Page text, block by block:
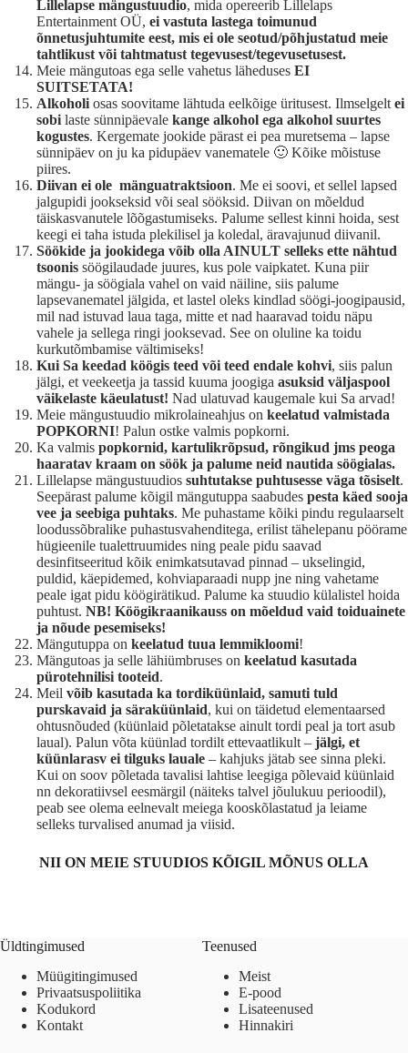
Lillelapse mängustuudio, mida opereerib Lillelaps
Entertainment OÜ, ei vastuta lastega toimunud
õnnetusjuhtumite eest, mis ei ole seotud/põhjustatud meie
tahtlikust või tahtmatust tegevusest/tegevusetusest.
Meie mängutoas ega selle vahetus läheduses EI
SUITSETATA!
Alkoholi osas soovitame lähtuda eelkõige üritusest. Ilmselgelt ei
sobi laste sünnipäevale kange alkohol ega alkohol suurtes
kogustes. Kergemate jookide pärast ei pea muretsema – lapse
sünnipäev on ju ka pidupäev vanematele 🙂 Kõike mõistuse
piires.
Diivan ei ole mänguatraktsioon. Me ei soovi, et sellel lapsed
jalgupidi jookseksid või seal sööksid. Diivan on mõeldud
täiskasvanutele lõõgastumiseks. Palume sellest kinni hoida, sest
keegi ei taha istuda plekilisel ja koledal, äravajunud diivanil.
Söökide ja jookidega võib olla AINULT selleks ette nähtud
tsoonis söögilaudade juures, kus pole vaipkatet. Kuna piir
mängu- ja söögiala vahel on vaid näiline, siis palume
lapsevanematel jälgida, et lastel oleks kindlad söögi-joogipausid,
mil nad istuvad laua taga, mitte et nad haaravad toidu näpu
vahele ja sellega ringi jooksevad. See on oluline ka toidu
kurkutõmbamise vältimiseks!
Kui Sa keedad köögis teed või teed endale kohvi, siis palun
jälgi, et veekeetja ja tassid kuuma joogiga asuksid väljaspool
väikelaste käeulatust! Nad ulatuvad kaugemale kui Sa arvad!
Meie mängustuudio mikrolaineahjus on keelatud valmistada
POPKORNI! Palun ostke valmis popkorni.
Ka valmis popkornid, kartulikrõpsud, rõngikud jms peoga
haaratav kraam on söök ja palume neid nautida söögialas.
Lillelapse mängustuudios suhtutakse puhtusesse väga tõsiselt.
Seepärast palume kõigil mängutuppa saabudes pesta käed sooja
vee ja seebiga puhtaks. Me puhastame kõiki pindu regulaarselt
loodussõbralike puhastusvahenditega, erilist tähelepanu pöörame
hügieenile tualettruumides ning peale pidu saavad
desinfitseeritud kõik enimkatsutavad pinnad – ukselingid,
puldid, käepidemed, kohviaparaadi nupp jne ning vahetame
peale igat pidu köögirätikud. Palume ka stuudio külalistel hoida
puhtust. NB! Köögikraanikauss on mõeldud vaid toiduainete
ja nõude pesemiseks!
Mängutuppa on keelatud tuua lemmikloomi!
Mängutoas ja selle lähiümbruses on keelatud kasutada
pürotehnilisi tooteid.
Meil võib kasutada ka tordiküünlaid, samuti tuld
purskavaid ja säraküünlaid, kui on täidetud elementaarsed
ohtusnõuded (küünlaid põletatakse ainult tordi peal ja tort asub
laual). Palun võta küünlad tordilt ettevaatlikult – jälgi, et
küünlarasv ei tilguks lauale – kahjuks jätab see sinna pleki.
Kui on soov põletada tavalisi lahtise leegiga põlevaid küünlaid
nn dekoratiivsel eesmärgil (näiteks talvel jõulukuu perioodil),
peab see olema eelnevalt meiega kooskõlastatud ja leiame
selleks turvalised anumad ja viisid.
NII ON MEIE STUUDIOS KÕIGIL MÕNUS OLLA
Üldtingimused
Müügitingimused
Privaatsuspoliitika
Kodukord
Kontakt
Teenused
Meist
E-pood
Lisateenused
Hinnakiri